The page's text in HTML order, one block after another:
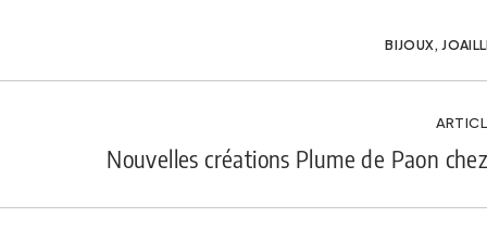
BIJOUX,
Nouvelles créations Plume de Paon